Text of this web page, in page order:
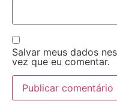
Salvar meus dados
vez que eu comentar.